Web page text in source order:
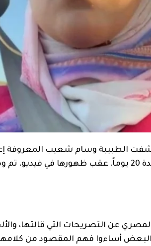
الطبيبة وسام شعيب المعروفة
مصر.
عن التصريحات التي قالتها،
البعض أساءوا فهم المقصود من